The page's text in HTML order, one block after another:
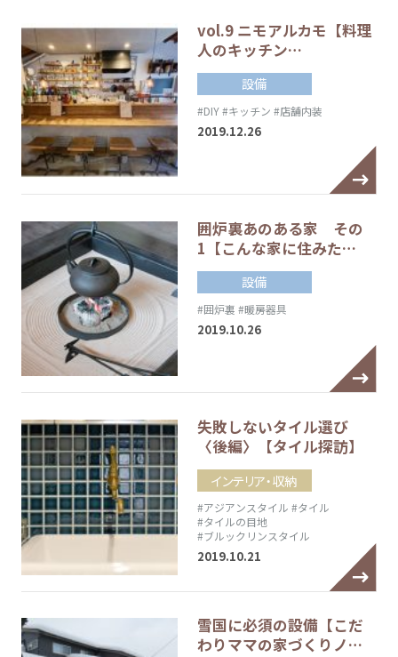
vol.9 ニモアルカモ【料理
人のキッチン…
設備
#DIY#キッチン #店舗内装
2019.12.26
囲炉裏あのある家 その
1【こんな家に住みた…
設備
#囲炉裏 #暖房器具
2019.10.26
失敗しないタイル選び
〈後編〉【タイル探訪】
インテリア・収納
#アジアンスタイル #タイル
#タイルの目地
#ブルックリンスタイル
2019.10.21
雪国に必須の設備【こだ
わりママの家づくりノ…